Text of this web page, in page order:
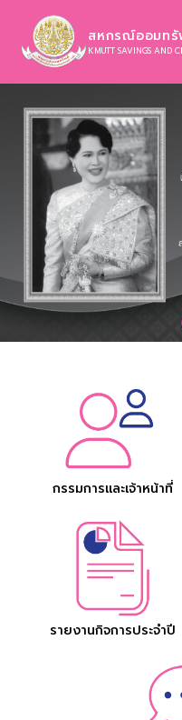
สหกรณ์ออมทรั
KMUTT SAVINGS AND
กรรมการและเจ้าหน้าที่
รายงานกิจการประจำปี